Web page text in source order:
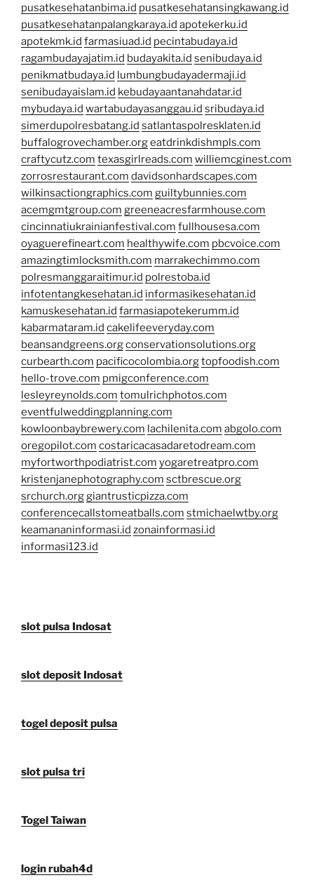
pusatkesehatanbima.id pusatkesehatansingkawang.id
pusatkesehatanpalangkaraya.id apotekerku.id
apotekmk.id farmasiuad.id pecintabudaya.id
ragambudayajatim.id budayakita.id senibudaya.id
penikmatbudaya.id lumbungbudayadermaji.id
senibudayaislam.id kebudayaantanahdatar.id
mybudaya.id wartabudayasanggau.id sribudaya.id
simerdupolresbatang.id satlantaspolresklaten.id
buffalogrovechamber.orgeatdrinkdishmpls.com
craftycutz.com texasgirlreads.com williemcginest.com
zorrosrestaurant.com davidsonhardscapes.com
wilkinsactiongraphics.com guiltybunnies.com
acemgmtgroup.com greeneacresfarmhouse.com
cincinnatiukrainianfestival.com fullhousesa.com
oyaguerefineart.com healthywife.com pbcvoice.com
amazingtimlocksmith.com marrakechimmo.com
polresmanggaraitimur.id polrestoba.id
infotentangkesehatan.id informasikesehatan.id
kamuskesehatan.id farmasiapotekerumm.id
kabarmataram.id cakelifeeveryday.com
beansandgreens.orgconservationsolutions.org
curbearth.com pacificocolombia.orgtopfoodish.com
hello-trove.com pmigconference.com
lesleyreynolds.com tomulrichphotos.com
eventfulweddingplanning.com
kowloonbaybrewery.com lachilenita.com abgolo.com
oregopilot.com costaricacasadaretodream.com
myfortworthpodiatrist.com yogaretreatpro.com
kristenjanephotography.com sctbrescue.org
srchurch.orggiantrusticpizza.com
conferencecallstomeatballs.com stmichaelwtby.org
keamananinformasi.id zonainformasi.id
informasi123.id
slot pulsa Indosat
slot deposit Indosat
togel deposit pulsa
slot pulsa tri
Togel Taiwan
login rubah4d